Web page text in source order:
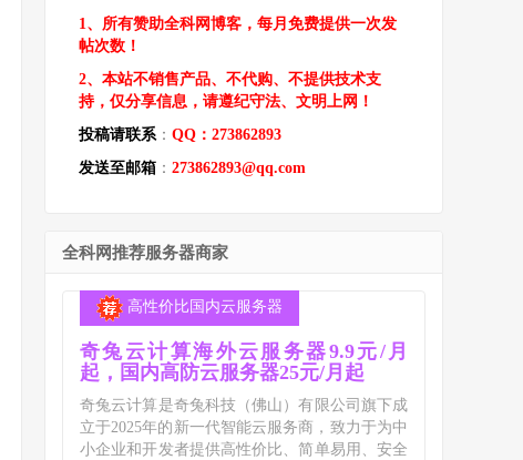
1、所有赞助全科网博客，每月免费提供一次发
帖次数！
2、本站不销售产品、不代购、不提供技术支
持，仅分享信息，请遵纪守法、文明上网！
投稿请联系： QQ：273862893
发送至邮箱 ： 273862893@qq.com
全科网推荐服务器商家
高性价比国内云服务器
奇兔云计算海外云服务器9.9元/月
起，国内高防云服务器25元/月起
奇兔云计算是奇兔科技（佛山）有限公司旗下成
立于2025年的新一代智能云服务商，致力于为中
小企业和开发者提供高性价比、简单易用、安全